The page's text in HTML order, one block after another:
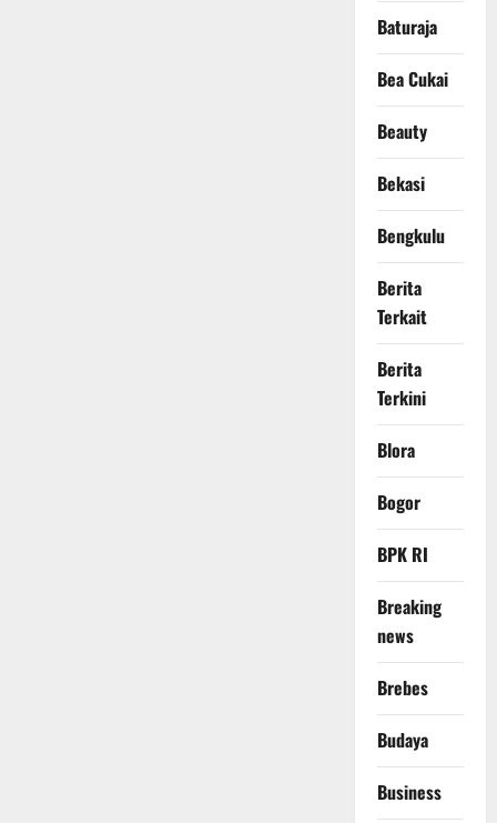
Baturaja
Bea Cukai
Beauty
Bekasi
Bengkulu
Berita
Terkait
Berita
Terkini
Blora
Bogor
BPK RI
Breaking
news
Brebes
Budaya
Business